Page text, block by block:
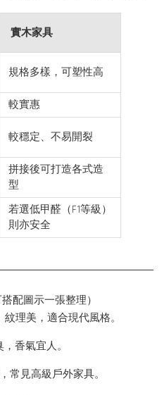
實木家具
規格多樣，可塑性高
較實惠
較穩定、不易開裂
拼接後可打造各式造
型
若選低甲醛（F1等級）
則亦安全
配圖示一張整理）
紋理美，適合現代風格。
香氣宜人。
常見高級戶外家具。